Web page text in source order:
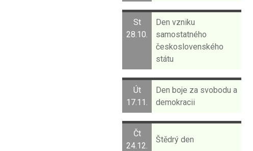
St
28.10.
Den vzniku
samostatného
československého
státu
Út
17.11.
Den boje za svobodu a
demokracii
Čt
24.12.
Štědrý den